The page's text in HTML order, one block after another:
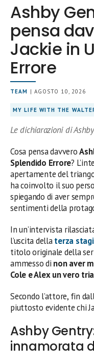
Ashby
pensa
Jackie in
Errore
TEAM | AGOSTO 10, 2026
MY LIFE WITH THE
Le dichiarazioni di
Cosa pensa davvero
Splendido Errore?
apertamente del
ha coinvolto il suo
spiegando di aver
sentimenti della
In un’intervista
l’uscita dellaterza
titolo originale della
ammesso di non aver
Cole e Alex un vero
Secondo l’attore, fin
piuttosto evidente chi
Ashby
innamorata